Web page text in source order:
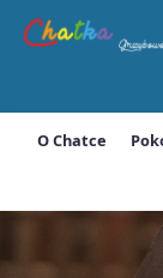
O Chatce